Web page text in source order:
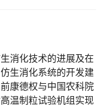
消化技术的进展及在
生消化系统的开发建
康德权与中国农科院
温制粒试验机组实现